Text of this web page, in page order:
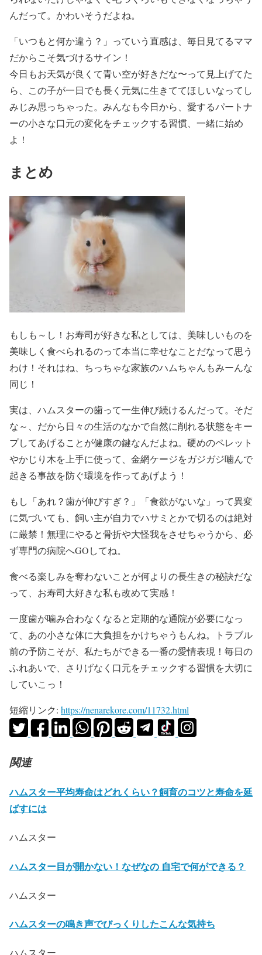
んだって。かわいそうだよね。
「いつもと何か違う？」っていう直感は、毎日見てるママ
だからこそ気づけるサイン！
今日もお天気が良くて青い空が好きだな〜って見上げてた
ら、この子が一日でも長く元気に生きててほしいなってし
みじみ思っちゃった。みんなも今日から、愛するパートナ
ーの小さな口元の変化をチェックする習慣、一緒に始め
よ！
まとめ
もしも～し！お寿司が好きな私としては、美味しいものを
美味しく食べられるのって本当に幸せなことだなって思う
わけ！それはね、ちっちゃな家族のハムちゃんもみーんな
同じ！
実は、ハムスターの歯って一生伸び続けるんだって。そだ
な～、だから日々の生活のなかで自然に削れる状態をキー
プしてあげることが健康の鍵なんだよね。硬めのペレット
やかじり木を上手に使って、金網ケージをガジガジ噛んで
起きる事故を防ぐ環境を作ってあげよう！
もし「あれ？歯が伸びすぎ？」「食欲がないな」って異変
に気づいても、飼い主が自力でハサミとかで切るのは絶対
に厳禁！無理にやると骨折や大怪我をさせちゃうから、必
ず専門の病院へGOしてね。
食べる楽しみを奪わないことが何よりの長生きの秘訣だな
って、お寿司大好きな私も改めて実感！
一度歯が噛み合わなくなると定期的な通院が必要になっ
て、あの小さな体に大負担をかけちゃうもんね。トラブル
前の予防こそが、私たちができる一番の愛情表現！毎日の
ふれあいで、さりげなく口元をチェックする習慣を大切に
していこっ！
短縮リンク: https://nenarekore.com/11732.html
関連
ハムスター平均寿命はどれくらい？飼育のコツと寿命を延
ばすには
ハムスター
ハムスター目が開かない！なぜなの 自宅で何ができる？
ハムスター
ハムスターの鳴き声でびっくりしたこんな気持ち